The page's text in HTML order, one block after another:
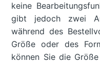
keine
gibt jedoch zwei
während des
Größe oder des
können Sie die